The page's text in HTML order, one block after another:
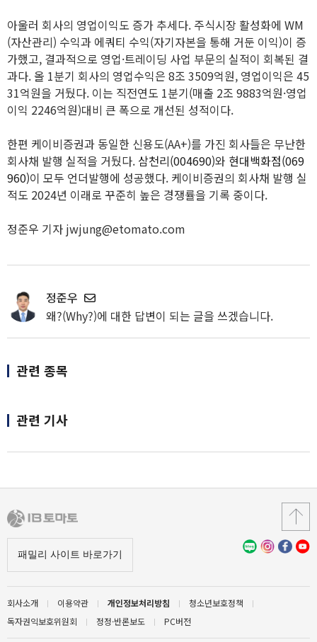
아울러 회사의 영업이익도 증가 추세다. 주식시장 활성화에 WM
(자산관리) 수익과 에쿼티 수익(자기자본을 통해 거둔 이익)이 증
가했고, 결과적으로 영업·트레이딩 사업 부문의 실적이 회복된 결
과다. 올 1분기 회사의 영업수익은 8조 3509억원, 영업이익은 45
31억원을 거뒀다. 이는 직전연도 1분기(매출 2조 9883억원·영업
이익 2246억원)대비 큰 폭으로 개선된 성적이다.
한편 케이비증권과 동일한 신용도(AA+)를 가진 회사들은 무난한
회사채 발행 실적을 거뒀다. 삼천리(004690)와 현대백화점(069
960)이 모두 언더발행에 성공했다. 케이비증권의 회사채 발행 실
적도 2024년 이래로 꾸준히 높은 경쟁률을 기록 중이다.
정준우 기자 jwjung@etomato.com
정준우
왜?(Why?)에 대한 답변이 되는 글을 쓰겠습니다.
관련 종목
관련 기사
회사소개 이용약관 개인정보처리방침
청소년보호정책
독자권익보호위원회
정정·반론보도 PC버전